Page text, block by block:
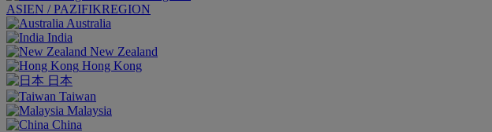
ASIEN / PAZIFIKREGION
Australia
India
New Zealand
Hong Kong
日本
Taiwan
Malaysia
China